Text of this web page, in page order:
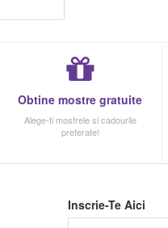
Obtine mostre gratuite
Alege-ti mostrele si cadourile
preferate!
Inscrie-Te Aici